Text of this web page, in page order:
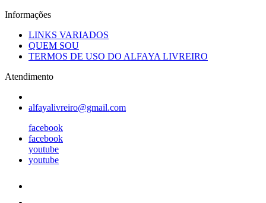
Informações
LINKS VARIADOS
QUEM SOU
TERMOS DE USO DO ALFAYA LIVREIRO
Atendimento
alfayalivreiro@gmail.com
facebook
facebook
youtube
youtube